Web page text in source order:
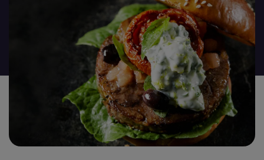
fost
trimise
evaluări
pentru
acest
recipe